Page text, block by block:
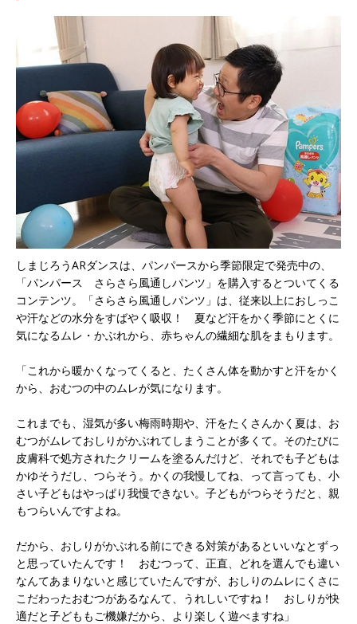
しまじろうARダンスは、パンパースから季節限定で発売中の、
「パンパース さらさら風通しパンツ」を購入するとついてくる
コンテンツ。「さらさら風通しパンツ」は、従来以上におしっこ
や汗などの水分をすばやく吸収！ 夏など汗をかく季節にとくに
気になるムレ・かぶれから、赤ちゃんの繊細な肌をまもります。
「これから暖かくなってくると、たくさん体を動かすと汗をかく
から、おむつの中のムレが気になります。
これまでも、湿気が多い梅雨時期や、汗をたくさんかく夏は、お
むつがムレておしりがかぶれてしまうことが多くて。そのたびに
皮膚科で処方されたクリームを塗るんだけど、それでも子どもは
かゆそうだし、つらそう。かくの我慢してね、って言っても、小
さい子どもはやっぱり我慢できない。子どもがつらそうだと、親
もつらいんですよね。
だから、おしりがかぶれる前にできる対策があるといいなとずっ
と思っていたんです！ おむつって、正直、どれを選んでも違い
なんてあまりないと感じていたんですが、おしりのムレにくさに
こだわったおむつがあるなんて、うれしいですね！ おしりが快
適だと子どももご機嫌だから、より楽しく遊べますね」